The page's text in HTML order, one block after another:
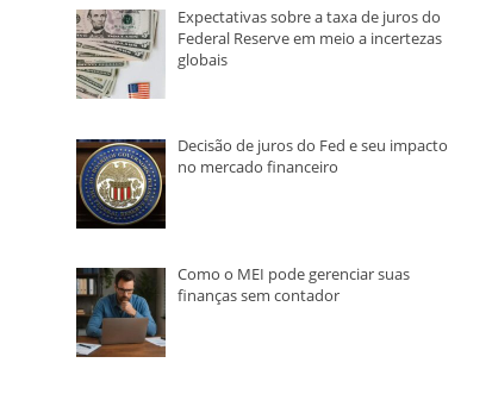
Expectativas sobre a taxa de juros do
Federal Reserve em meio a incertezas
globais
Decisão de juros do Fed e seu impacto
no mercado financeiro
Como o MEI pode gerenciar suas
finanças sem contador